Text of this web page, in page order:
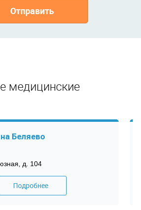
Отправить
медицинские
Беляево
д. 104
Подробнее